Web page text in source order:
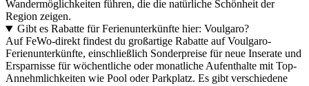
Wandermöglichkeiten führen, die die natürliche Schönheit der
Region zeigen.
Gibt es Rabatte für Ferienunterkünfte hier: Voulgaro?
Auf FeWo-direkt findest du großartige Rabatte auf Voulgaro-
Ferienunterkünfte, einschließlich Sonderpreise für neue Inserate und
Ersparnisse für wöchentliche oder monatliche Aufenthalte mit Top-
Annehmlichkeiten wie Pool oder Parkplatz. Es gibt verschiedene